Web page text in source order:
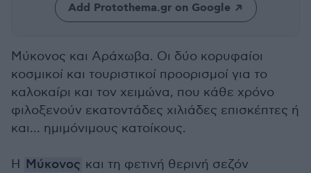
Add Protothema.gr on Google
Μύκονος και Αράχωβα. Οι δύο κορυφαίοι
κοσμικοί και τουριστικοί προορισμοί για το
καλοκαίρι και τον χειμώνα, που κάθε χρόνο
φιλοξενούν εκατοντάδες χιλιάδες επισκέπτες ή
και... ημιμόνιμους κατοίκους.
Η Μύκονος και τη φετινή θερινή σεζόν